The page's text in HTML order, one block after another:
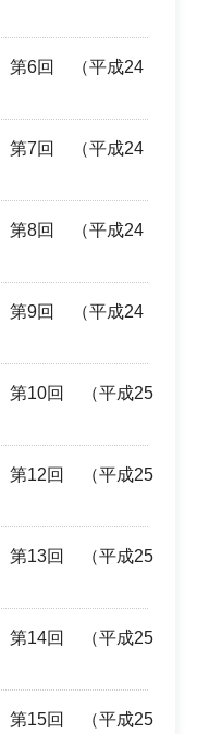
第6回 （平成24
第7回 （平成24
第8回 （平成24
第9回 （平成24
第10回 （平成25
第12回 （平成25
第13回 （平成25
第14回 （平成25
第15回 （平成25